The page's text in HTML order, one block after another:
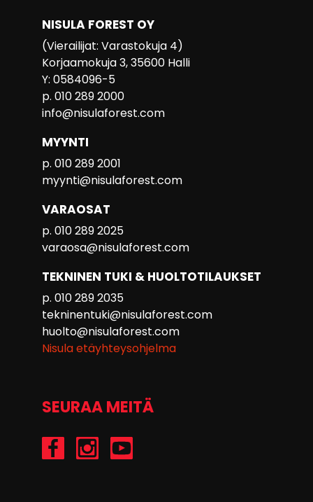
NISULA FOREST OY
(Vierailijat: Varastokuja 4)
Korjaamokuja 3, 35600 Halli
Y: 0584096-5
p. 010 289 2000
info@nisulaforest.com
MYYNTI
p. 010 289 2001
myynti@nisulaforest.com
VARAOSAT
p. 010 289 2025
varaosa@nisulaforest.com
TEKNINEN TUKI & HUOLTOTILAUKSET
p. 010 289 2035
tekninentuki@nisulaforest.com
huolto@nisulaforest.com
Nisula etäyhteysohjelma
SEURAA MEITÄ
/Nisulaforest@nisulaforest